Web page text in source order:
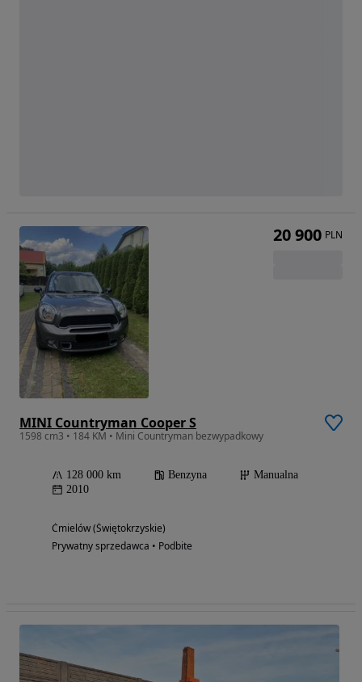
MINI Countryman Cooper S
1598 cm3 • 184 KM • Mini Countryman bezwypadkowy
128 000 km Benzyna
Manualna
2010
Ćmielów (Świętokrzyskie)
Prywatny sprzedawca • Podbite
20 900 PLN